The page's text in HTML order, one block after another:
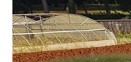
„Komina u svježem
kiselog pH. Takav
zato je nužna prethodna
dr. sc. Marko Černe.